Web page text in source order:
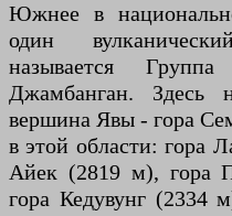
Южнее в
один
называется
Джамбанган. Здесь
вершина Явы - гора
в этой области: гора
Айек (2819 м), гора
гора Кедувунг (2334